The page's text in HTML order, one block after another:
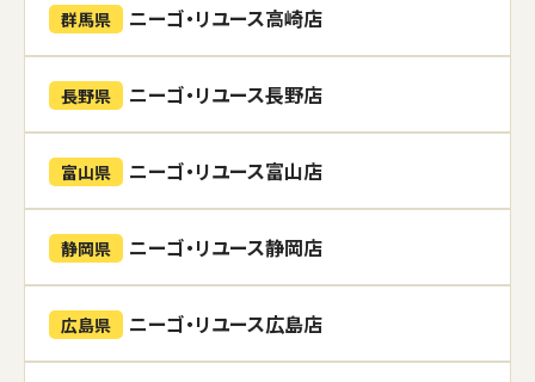
群馬県 ニーゴ・リユース高崎店
長野県 ニーゴ・リユース長野店
富山県 ニーゴ・リユース富山店
静岡県 ニーゴ・リユース静岡店
広島県 ニーゴ・リユース広島店